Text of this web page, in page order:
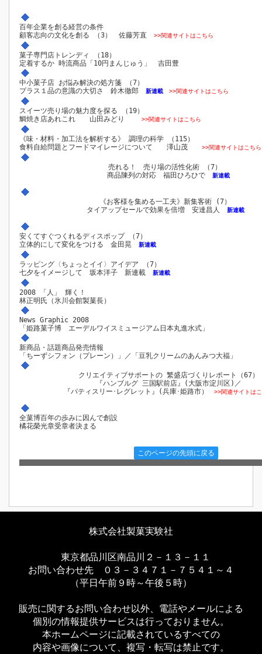
百年企業を創る経営の条件
顧客志向の文化を創る （3） 佐藤芳直
>>関連サイトはこちら
菓子専門店トレンディ （18）
定着するか 時流商品「10円まんじゅう」 吉田豊
中小菓子店 お悩み解決の処方箋 （7）
プラス１品の意識の大切さ 鈴木徹郎
新連載 >>関連サイトはこちら
スイーツ売り場の魅力度を探る （19）
鯛焼き店あれこれ 山田みどり
>>関連サイトはこちら
《味・材料・加工法を解析する》 調理の科学 （115）
食料自給問題とフードマイレージについて 澤山茂
>>関連サイトはこちら
売れる！ 売り場の活性化術 （7）
商品陳列の対応 福田ひろひで
新連載
《お客様を集める一工夫》新集客術 (7）
タイアップセールで効果を倍増 安達昌人
新連載
安くてすぐつくれるディスポップ （7）
立体的にして変化をつける 金田晃
新連載
ラッピング〈ちょっとイイ〉アイデア （7）
七夕をイメージして 坂本洋子 新連載
新連載
2008 「人」 輝く！
林正明氏（氷川会館製菓長）
News Graphic 2008
「姫路菓子博 エーデルワイスミュージアム日本丸進水式」
新商品・話題商品発売情報
「ちーずシフォン（プレーン）」／「豆乳クリームのあんみつ大福」
クリエイティブサポートの 繁盛店づくりレポート（67）
『ハンブルグ 三国駅前店』(大阪市淀川区)／
『パティスリー･レグレット』(兵庫･姫路市）
>>関連サイトは
全菓博百年の歩みに因んで創設
橘花榮光章受章者決まる
このページの先頭に戻る
株式会社製菓実験社
東京都品川区南品川２－１３－１１
お問い合わせ先 ０３－３４７１－７５４１～４
（平日午前９時～午後５時）
販売に関するお問い合わせ以外、電話やメールによる
個別の情報提供サービスは行っておりません。
本ホームページに記載されているすべての
内容や画像について、複写・転写は禁止です。